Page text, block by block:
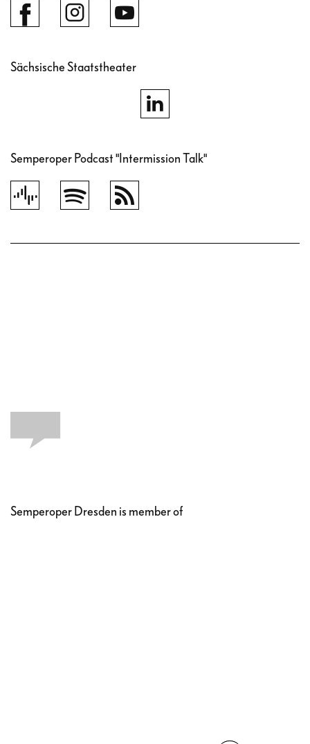
Sächsische Staatstheater
Semperoper Podcast "Intermission Talk"
Semperoper Dresden is member of